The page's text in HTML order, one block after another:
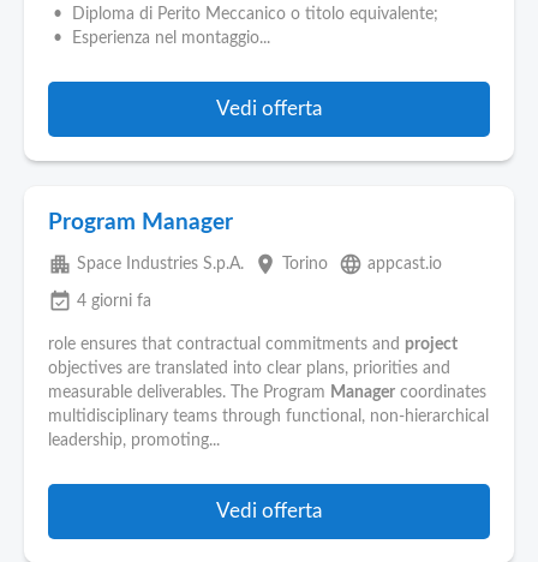
• Diploma di Perito Meccanico o titolo equivalente;
• Esperienza nel montaggio...
Vedi offerta
Program Manager
apartment Space Industries S.p.A. place Torino language appcast.io
event_available 4 giorni fa
role ensures that contractual commitments and project
objectives are translated into clear plans, priorities and
measurable deliverables. The Program Manager coordinates
multidisciplinary teams through functional, non-hierarchical
leadership, promoting...
Vedi offerta